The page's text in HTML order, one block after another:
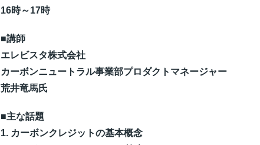
16時～17時
■講師
エレビスタ株式会社
カーボンニュートラル事業部プロダクトマネージャー
荒井竜馬氏
■主な話題
1. カーボンクレジットの基本概念